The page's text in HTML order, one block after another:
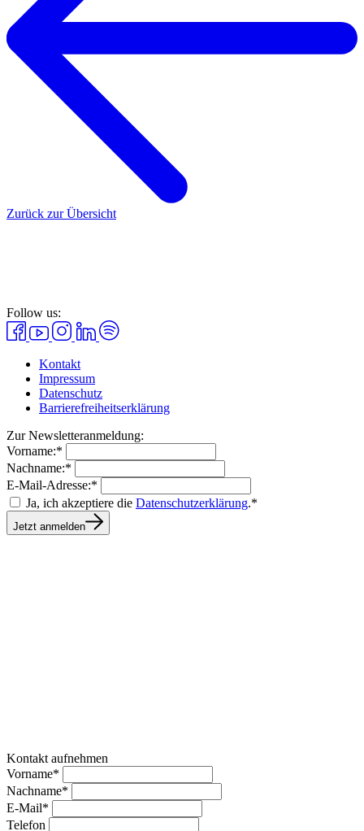
Zurück zur Übersicht
Follow us:
Kontakt
Impressum
Datenschutz
Barrierefreiheitserklärung
Zur Newsletteranmeldung:
Vorname:*
Nachname:*
E-Mail-Adresse:*
Ja, ich akzeptiere die Datenschutzerklärung.*
Jetzt anmelden
Kontakt aufnehmen
Vorname*
Nachname*
E-Mail*
Telefon